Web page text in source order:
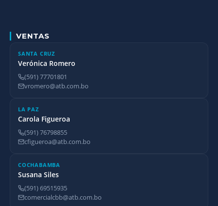
VENTAS
SANTA CRUZ
Verónica Romero
(591) 77701801
vromero@atb.com.bo
LA PAZ
Carola Figueroa
(591) 76798855
cfigueroa@atb.com.bo
COCHABAMBA
Susana Siles
(591) 69515935
comercialcbb@atb.com.bo